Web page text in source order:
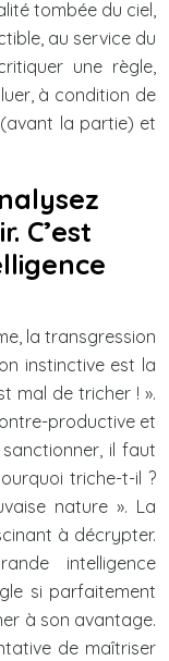
tombée du ciel,
au service du
une règle,
à condition de
la partie) et
C’est
la transgression
instinctive est la
mal de tricher ! ».
productive et
il faut
triche-t-il ?
nature ». La
à décrypter.
intelligence
si parfaitement
à son avantage.
de maîtriser